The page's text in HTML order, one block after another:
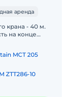
аренда
крана - 40 м.
на конце
MCT 205
ZTT286-10